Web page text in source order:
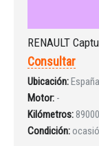
RENAULT
Consultar
Ubicación:
Motor: -
Kilómetros:
Condición: